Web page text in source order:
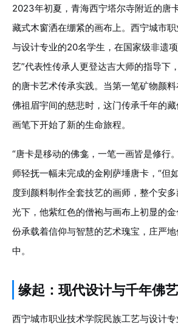
2023年初夏，青海西宁塔尔寺附近的唐
藏式木窗洒在绷紧的画布上。西宁城市
与设计专业的20名学生，在国家级非遗
艺”代表性传承人更登达吉大师的指导下
的唐卡艺术传承实践。当第一笔矿物颜
佛祖眉宇间的慈悲时，这门传承千年的
画笔下开始了新的生命旅程。
“唐卡是移动的佛龛，一笔一画皆是修行
师轻抚一幅未完成的金刚萨埵唐卡，“但
度到颜料制作全套技艺的画师，整个安
光下，他紫红色的僧袍与画布上初显的
份承载着信仰与智慧的艺术瑰宝，庄严
中。
缘起：现代设计与千年佛
西宁城市职业技术学院民族工艺与设计